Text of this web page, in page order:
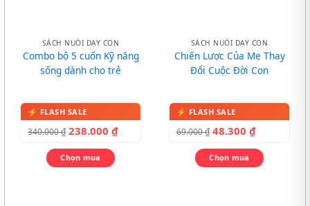
SÁCH NUÔI DẠY CON
Combo bộ 5 cuốn Kỹ năng
sống dành cho trẻ
340.000₫ 238.000 ₫
Chọn mua
SÁCH NUÔI DẠY CON
Chiến Lược Của Mẹ Thay
Đổi Cuộc Đời Con
69.000₫ 48.300 ₫
Chọn mua